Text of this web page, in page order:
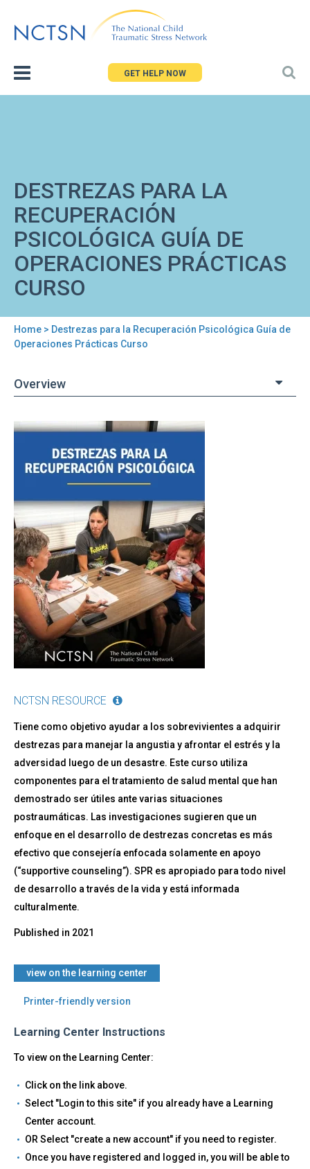
to
GET HELP NOW
DESTREZAS PARA LA
RECUPERACIÓN
PSICOLÓGICA GUÍA DE
OPERACIONES PRÁCTICAS
CURSO
You
here
Home > Destrezas para la Recuperación Psicológica Guía de
Operaciones Prácticas Curso
Overview
Back
para
la
Recuperación
Psicológica
Guía
de
Operaciones
Prácticas
Curso
NCTSN RESOURCE
Tiene como objetivo ayudar a los sobrevivientes a adquirir
destrezas para manejar la angustia y afrontar el estrés y la
adversidad luego de un desastre. Este curso utiliza
componentes para el tratamiento de salud mental que han
demostrado ser útiles ante varias situaciones
postraumáticas. Las investigaciones sugieren que un
enfoque en el desarrollo de destrezas concretas es más
efectivo que consejería enfocada solamente en apoyo
(“supportive counseling”). SPR es apropiado para todo nivel
de desarrollo a través de la vida y está informada
culturalmente.
Published in 2021
​view on the learning center
Printer-friendly version
Learning Center Instructions
To view on the Learning Center:
Click on the link above.
Select "Login to this site" if you already have a Learning
Center account.
OR Select "create a new account" if you need to register.
Once you have registered and logged in, you will be able to